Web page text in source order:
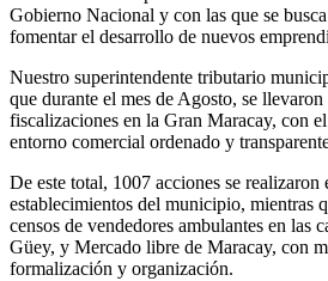
Gobierno Nacional y con las que se
fomentar el desarrollo de nuevos
Nuestro superintendente tributario
que durante el mes de Agosto, se
fiscalizaciones en la Gran Maracay, con
entorno comercial ordenado y
De este total, 1007 acciones se realizaron
establecimientos del municipio, mientras
censos de vendedores ambulantes en las
Güey, y Mercado libre de Maracay, con
formalización y organización.